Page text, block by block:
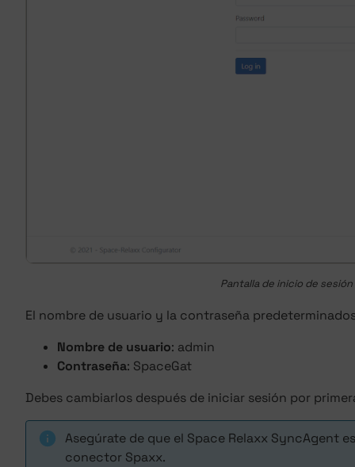
Pantalla de inicio de
El nombre de usuario y la contraseña
Nombre de usuario: admin
Contraseña: SpaceGat
Debes cambiarlos después de iniciar sesión por
Asegúrate de que el Space Relaxx SyncAgent
conector Spaxx.